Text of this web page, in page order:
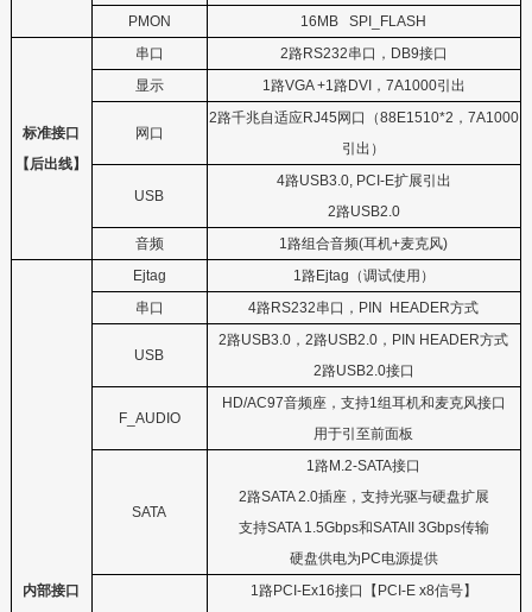
PMON
16MB SPI_FLASH
标准接口
【后出线】
串口 2路RS232串口， DB9接口
显示
1路VGA +1路DVI ， 7A1000引出
网口
2路千兆自适应RJ45 网口（88E1510*2 ， 7A1000
引出）
USB
4路USB3.0, PCI-E扩展引出
2路USB2.0
音频
1路组合音频(耳机+麦克风)
内部接口
Ejtag 1路Ejtag （调试使用）
串口
4路RS232串口， PIN HEADER方式
USB
2路USB3.0 ，2路USB2.0 ， PIN HEADER方式
2路USB2.0接口
F_AUDIO
HD/AC97音频座，支持1组耳机和麦克风接口
用于引至前面板
SATA
1路M.2-SATA接口
2路SATA 2.0插座，支持光驱与硬盘扩展
支持SATA 1.5Gbps和SATAII 3Gbps传输
硬盘供电为 PC电源提供
1路PCI-Ex16接口【 PCI-E x8信号】